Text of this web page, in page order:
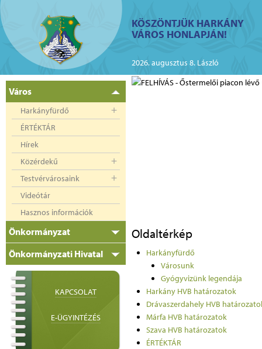
KÖSZÖNTJÜK HARKÁNY
VÁROS HONLAPJÁN!
2026. augusztus 8. László
Város
Harkányfürdő
ÉRTÉKTÁR
Hírek
Közérdekű
Testvérvárosaink
Videótár
Hasznos információk
Önkormányzat
Önkormányzati Hivatal
KAPCSOLAT
E-ÜGYINTÉZÉS
az elektromos
Oldaltérkép
Harkányfürdő
Városunk
Gyógyvizünk legendája
Harkány HVB határozatok
Drávaszerdahely HVB
Márfa HVB határozatok
Szava HVB határozatok
ÉRTÉKTÁR